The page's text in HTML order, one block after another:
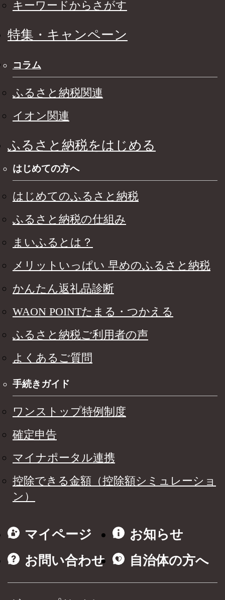
キーワードからさがす
特集・キャンペーン
コラム
ふるさと納税関連
イオン関連
ふるさと納税をはじめる
はじめての方へ
はじめてのふるさと納税
ふるさと納税の仕組み
まいふるとは？
メリットいっぱい 早めのふるさと納税
かんたん返礼品診断
WAON POINTたまる・つかえる
ふるさと納税ご利用者の声
よくあるご質問
手続きガイド
ワンストップ特例制度
確定申告
マイナポータル連携
控除できる金額（控除額シミュレーショ
ン）
マイページ
お知らせ
お問い合わせ
自治体の方へ